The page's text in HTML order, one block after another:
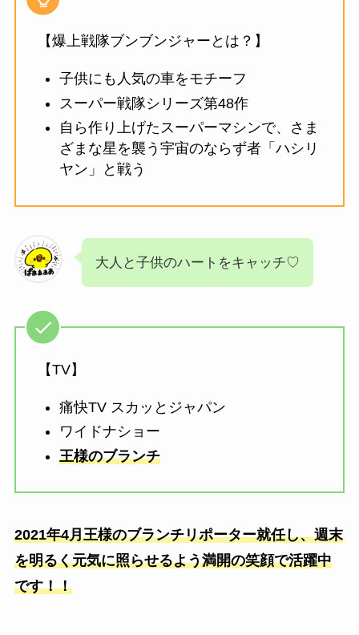
【爆上戦隊ブンブンジャーとは？】
子供にも人気の車をモチーフ
スーパー戦隊シリーズ第48作
自ら作り上げたスーパーマシンで、さま
ざまな星を襲う宇宙のならず者「ハシリ
ヤン」と戦う
大人と子供のハートをキャッチ♡
【TV】
痛快TV スカッとジャパン
ワイドナショー
王様のブランチ
2021年4月王様のブランチリポーター就任し、週末
を明るく元気に照らせるよう満開の笑顔で活躍中
です！！